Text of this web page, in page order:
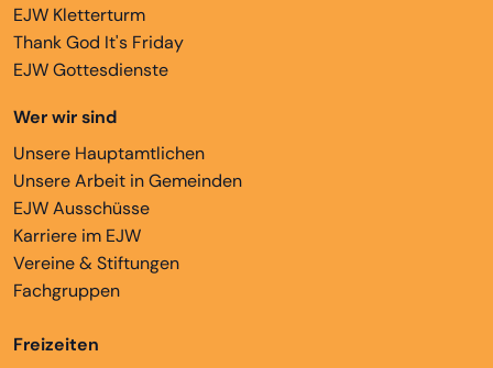
EJW Kletterturm
Thank God It's Friday
EJW Gottesdienste
Wer wir sind
Unsere Hauptamtlichen
Unsere Arbeit in Gemeinden
EJW Ausschüsse
Karriere im EJW
Vereine & Stiftungen
Fachgruppen
Freizeiten